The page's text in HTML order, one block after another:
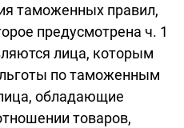
таможенных правил,
предусмотрена ч. 1
лица, которым
по таможенным
обладающие
товаров,